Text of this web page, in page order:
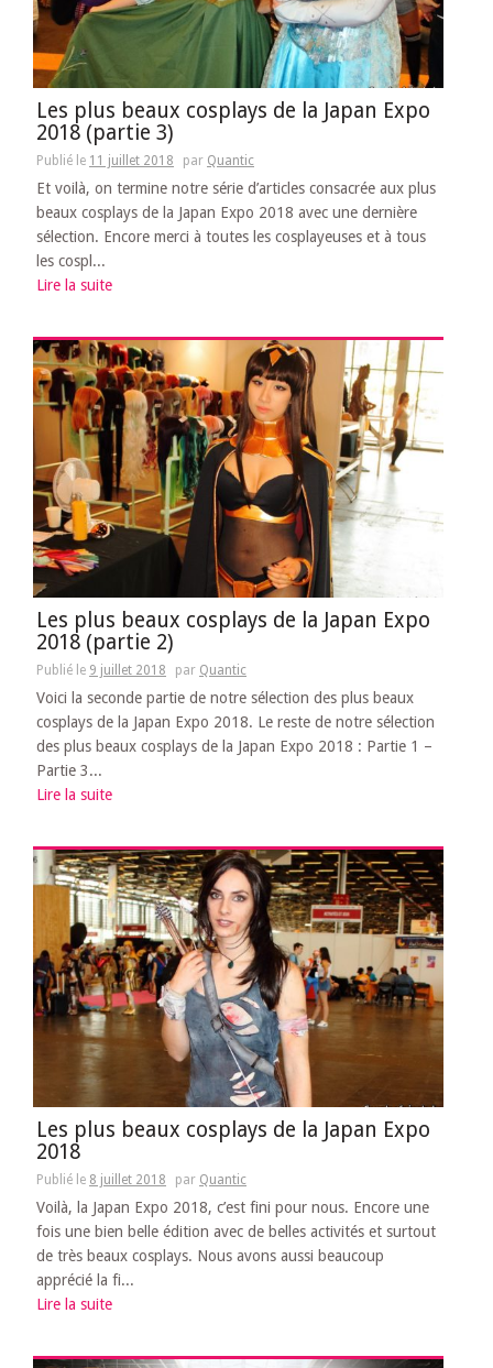
Les plus beaux cosplays de la Japan Expo
2018 (partie 3)
Publié le 11 juillet 2018 par Quantic
Et voilà, on termine notre série d’articles consacrée aux plus
beaux cosplays de la Japan Expo 2018 avec une dernière
sélection. Encore merci à toutes les cosplayeuses et à tous
les cospl...
Lire la suite
Les plus beaux cosplays de la Japan Expo
2018 (partie 2)
Publié le 9 juillet 2018 par Quantic
Voici la seconde partie de notre sélection des plus beaux
cosplays de la Japan Expo 2018. Le reste de notre sélection
des plus beaux cosplays de la Japan Expo 2018 : Partie 1 –
Partie 3...
Lire la suite
Les plus beaux cosplays de la Japan Expo
2018
Publié le 8 juillet 2018 par Quantic
Voilà, la Japan Expo 2018, c’est fini pour nous. Encore une
fois une bien belle édition avec de belles activités et surtout
de très beaux cosplays. Nous avons aussi beaucoup
apprécié la fi...
Lire la suite